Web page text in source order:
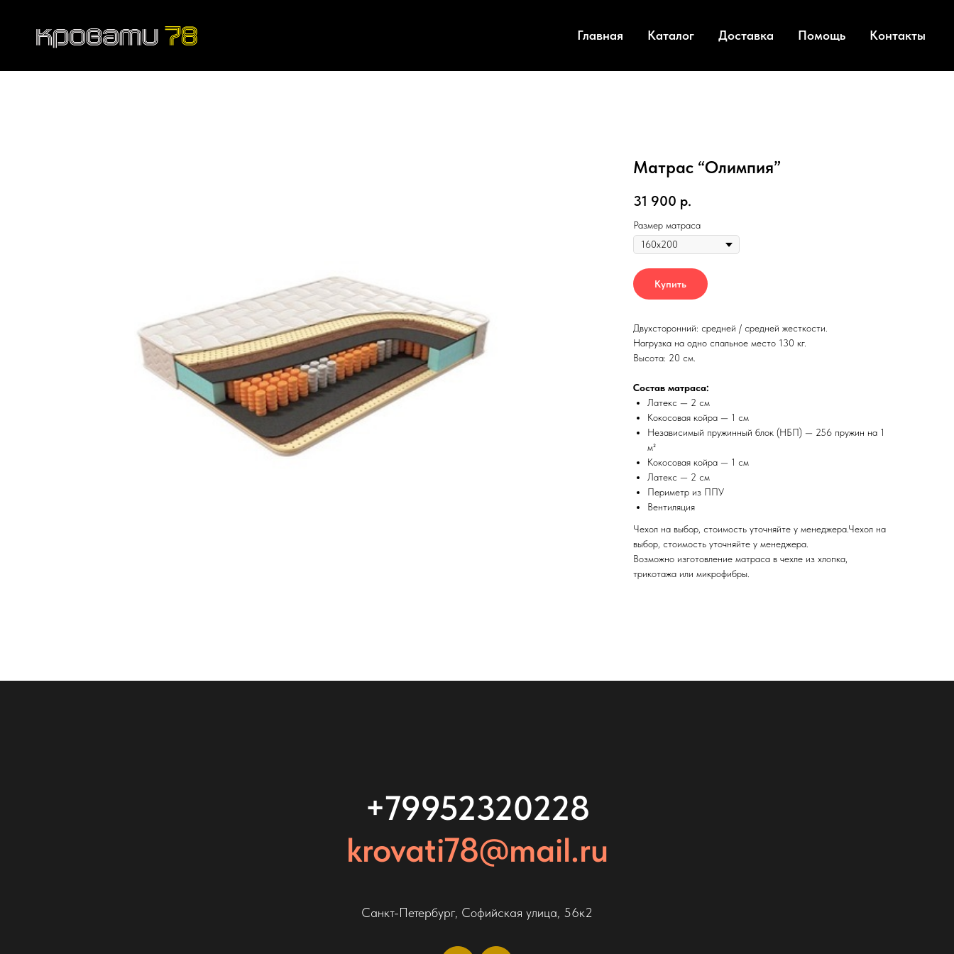
Главная Каталог Доставка Помощь Контакты
Матрас “Олимпия”
31 900 р.
Размер матраса
Купить
Двухсторонний: средней / средней жесткости.
Нагрузка на одно спальное место 130 кг.
Высота: 20 см.
Состав матраса:
Латекс — 2 см
Кокосовая койра — 1 см
Независимый пружинный блок (НБП) — 256 пружин на 1
м²
Кокосовая койра — 1 см
Латекс — 2 см
Периметр из ППУ
Вентиляция
Чехол на выбор, стоимость уточняйте у менеджера.Чехол на
выбор, стоимость уточняйте у менеджера.
Возможно изготовление матраса в чехле из хлопка,
трикотажа или микрофибры.
+79952320228
krovati78@mail.ru
Санкт-Петербург, Софийская улица, 56к2